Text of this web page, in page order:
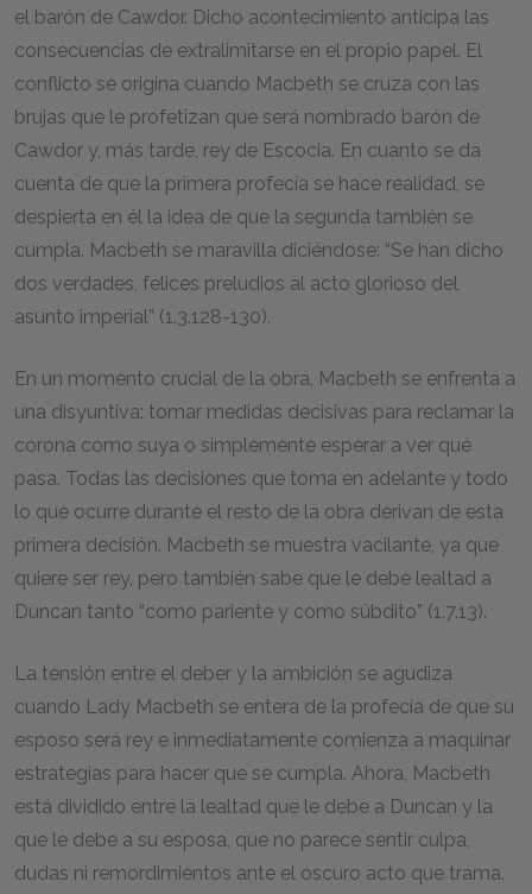
el barón de Cawdor. Dicho acontecimiento anticipa las
consecuencias de extralimitarse en el propio papel. El
conflicto se origina cuando Macbeth se cruza con las
brujas que le profetizan que será nombrado barón de
Cawdor y, más tarde, rey de Escocia. En cuanto se da
cuenta de que la primera profecía se hace realidad, se
despierta en él la idea de que la segunda también se
cumpla. Macbeth se maravilla diciéndose: “Se han dicho
dos verdades, felices preludios al acto glorioso del
asunto imperial” (1.3.128-130).
En un momento crucial de la obra, Macbeth se enfrenta a
una disyuntiva: tomar medidas decisivas para reclamar la
corona como suya o simplemente esperar a ver qué
pasa. Todas las decisiones que toma en adelante y todo
lo que ocurre durante el resto de la obra derivan de esta
primera decisión. Macbeth se muestra vacilante, ya que
quiere ser rey, pero también sabe que le debe lealtad a
Duncan tanto “como pariente y como súbdito” (1.7.13).
La tensión entre el deber y la ambición se agudiza
cuando Lady Macbeth se entera de la profecía de que su
esposo será rey e inmediatamente comienza a maquinar
estrategias para hacer que se cumpla. Ahora, Macbeth
está dividido entre la lealtad que le debe a Duncan y la
que le debe a su esposa, que no parece sentir culpa,
dudas ni remordimientos ante el oscuro acto que trama.